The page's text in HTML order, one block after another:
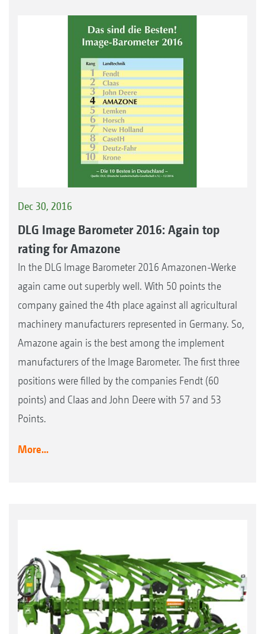
Dec 30, 2016
DLG Image Barometer 2016: Again top
rating for Amazone
In the DLG Image Barometer 2016 Amazonen-Werke
again came out superbly well. With 50 points the
company gained the 4th place against all agricultural
machinery manufacturers represented in Germany. So,
Amazone again is the best among the implement
manufacturers of the Image Barometer. The first three
positions were filled by the companies Fendt (60
points) and Claas and John Deere with 57 and 53
Points.
More...